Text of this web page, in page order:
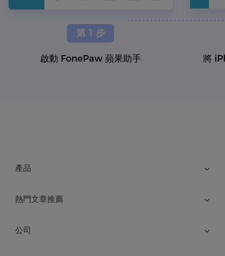
第 1 步
啟動 FonePaw 蘋果助手 將
產品
熱門文章推薦
公司